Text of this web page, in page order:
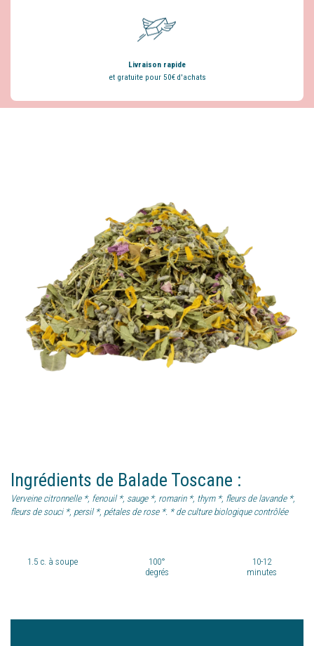
Livraison rapide
et gratuite pour 50€ d'achats
Ingrédients de Balade Toscane :
Verveine citronnelle *, fenouil *, sauge *, romarin *, thym *, fleurs de lavande *,
fleurs de souci *, persil *, pétales de rose *. * de culture biologique contrôlée
1.5 c. à soupe
100°
degrés
10-12
minutes